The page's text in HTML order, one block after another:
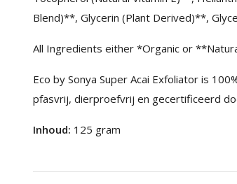
Blend)**, Glycerin (Plant Derived)**,
All Ingredients either *Organic or
Eco by Sonya Super Acai Exfoliator is
pfasvrij, dierproefvrij en gecertificeerd
Inhoud: 125 gram